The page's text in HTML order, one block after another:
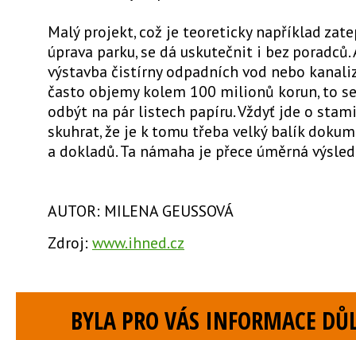
Malý projekt, což je teoreticky například
úprava parku, se dá uskutečnit i bez
výstavba čistírny odpadních vod nebo
často objemy kolem 100 milionů korun, to
odbýt na pár listech papíru. Vždyť jde o
skuhrat, že je k tomu třeba velký balík
a dokladů. Ta námaha je přece úměrná
AUTOR: MILENA GEUSSOVÁ
Zdroj: www.ihned.cz
BYLA PRO VÁS INFORMACE